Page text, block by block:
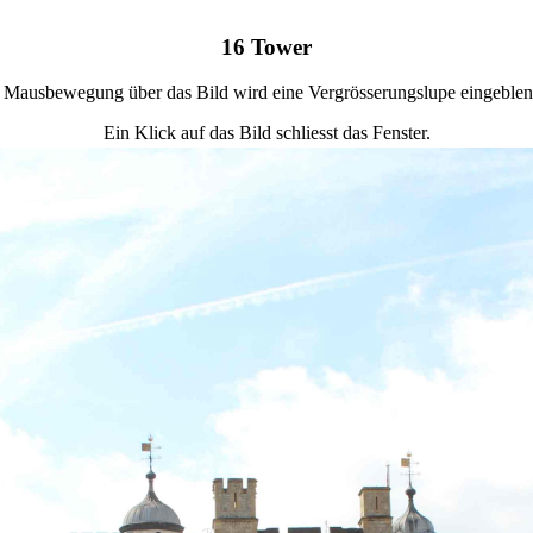
16 Tower
über das Bild wird eine Vergrösserungslupe
Ein Klick auf das Bild schliesst das Fenster.